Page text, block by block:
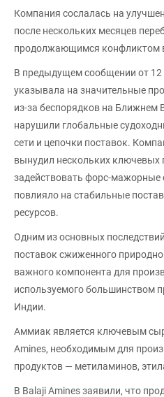
Компания сослалась на
после нескольких месяцев
продолжающимся конфликтом
В предыдущем сообщении от 12
указывала на значительные
из-за беспорядков на Ближнем
нарушили глобальные
сети и цепочки поставок.
вынудил нескольких
задействовать форс-мажорные
повлияло на стабильные
ресурсов.
Одним из основных
поставок сжиженного
важного компонента для
используемого большинством
Индии.
Аммиак является ключевым
Amines, необходимым для
продуктов — метиламинов,
В Balaji Amines заявили, что